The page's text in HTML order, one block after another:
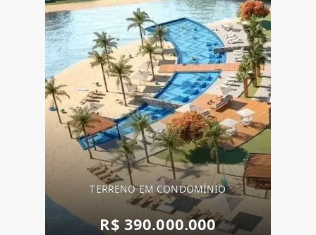
TERRENO EM CONDOMÍNIO
R$ 390.000.000